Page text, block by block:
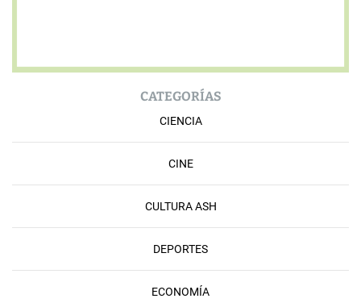
CATEGORÍAS
CIENCIA
CINE
CULTURA ASH
DEPORTES
ECONOMÍA